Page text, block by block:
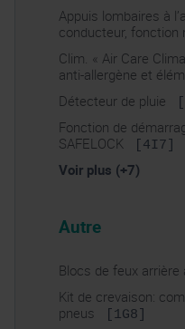
Appuis lombaires à
conducteur,
Clim. « Air Care
anti-allergène et
Détecteur de pluie
Fonction de
SAFELOCK
[4I7]
Voir plus (+7)
Autre
Blocs de feux arrière
Kit de crevaison:
pneus
[1G8]